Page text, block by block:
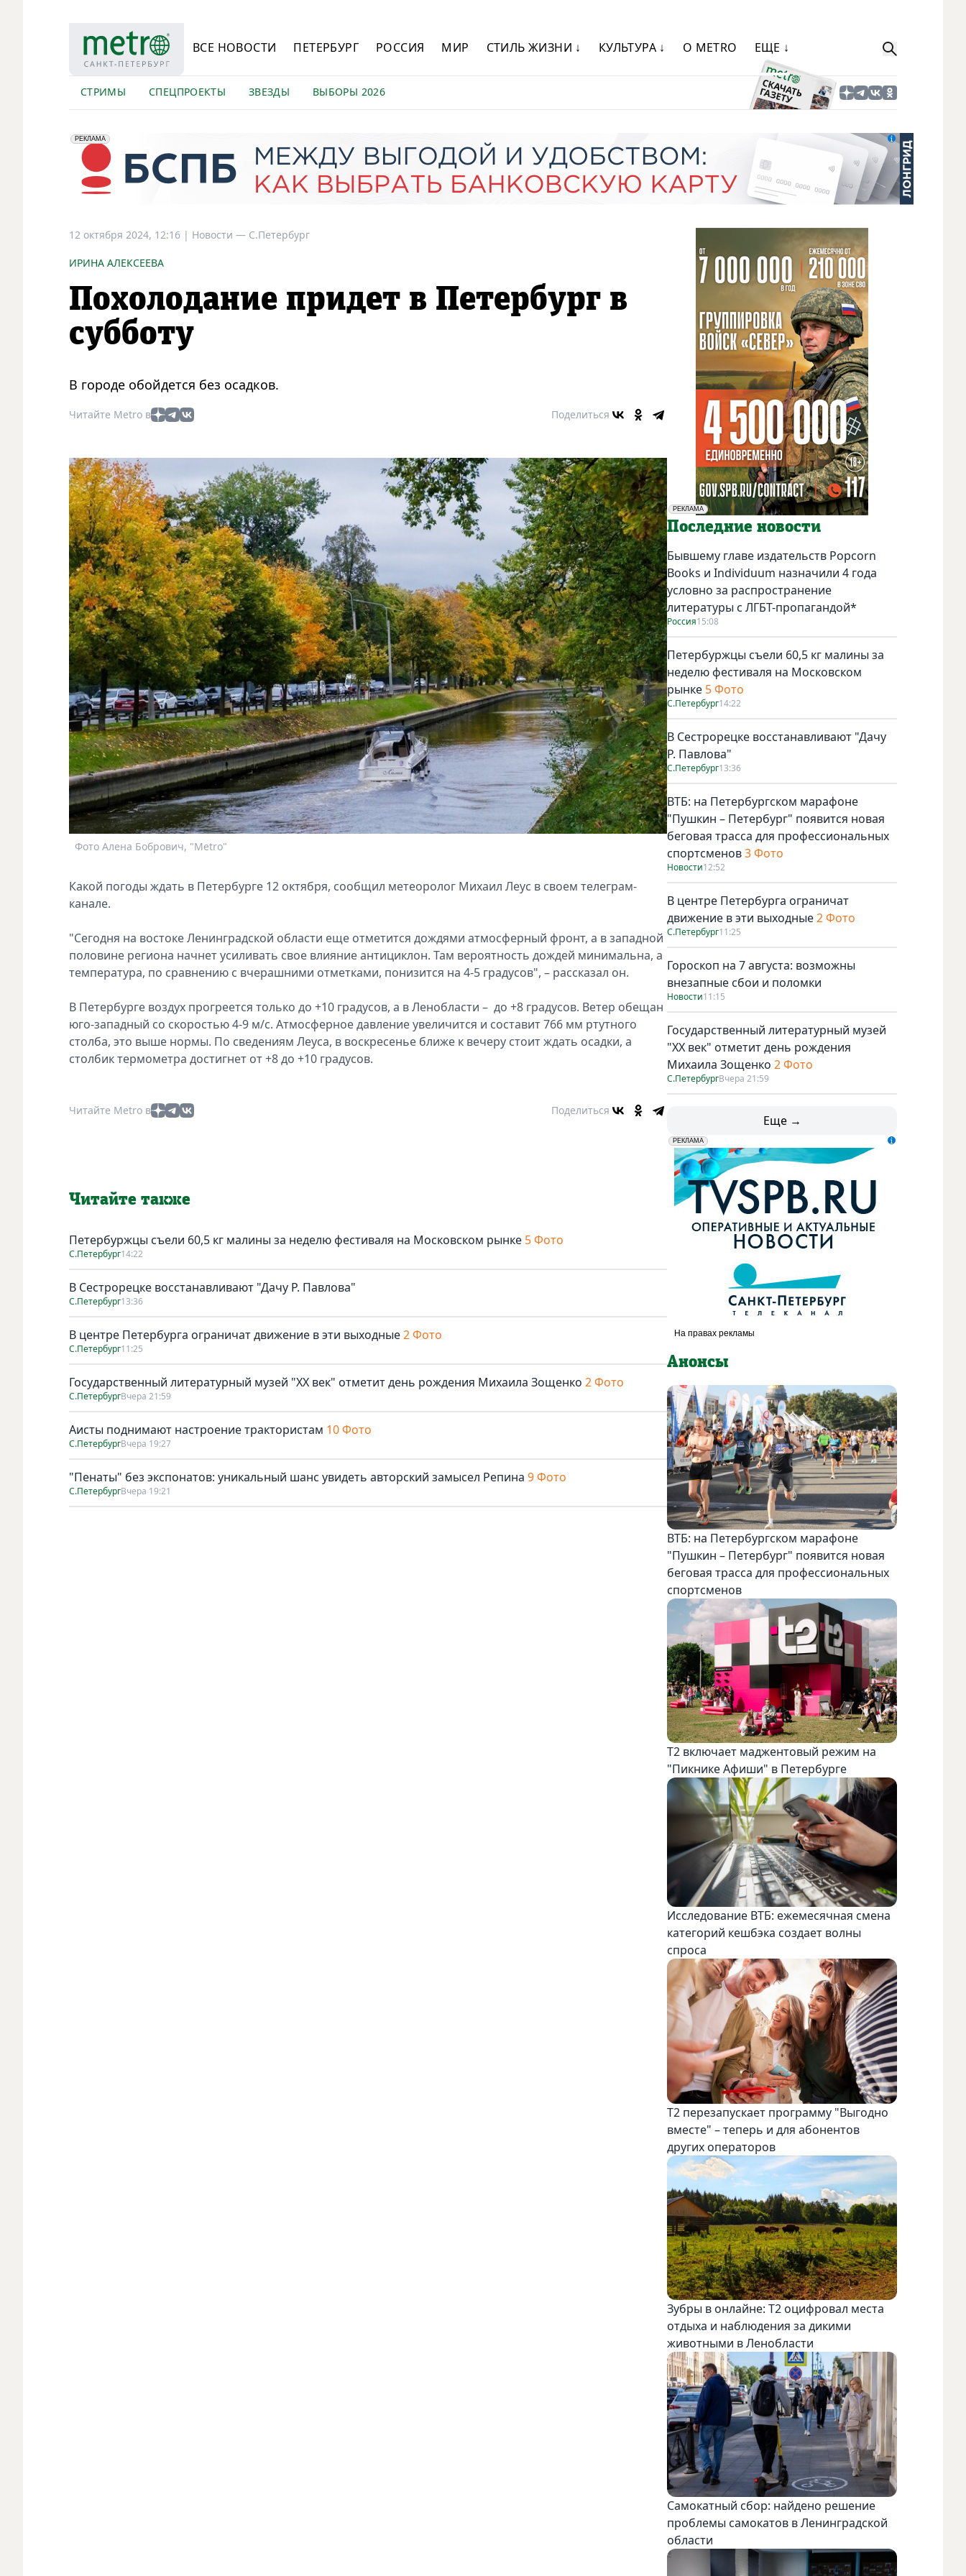
ВСЕ НОВОСТИ ПЕТЕРБУРГ РОССИЯ МИР СТИЛЬ ЖИЗНИ ↓ КУЛЬТУРА ↓ О METRO ЕЩЕ ↓
СТРИМЫ СПЕЦПРОЕКТЫ ЗВЕЗДЫ ВЫБОРЫ 2026
erid: 2VfnxyFybV5
РЕКЛАМА
ПАО "Банк "Санкт-Петербург", ИНН: 7831000027
12 октября 2024, 12:16 | Новости — С.Петербург
ИРИНА АЛЕКСЕЕВА
Похолодание придет в Петербург в
субботу
В городе обойдется без осадков.
Читайте Metro в Поделиться
Фото Алена Бобрович, "Metro"
Какой погоды ждать в Петербурге 12 октября, сообщил метеоролог Михаил Леус в своем телеграм-
канале.
"Сегодня на востоке Ленинградской области еще отметится дождями атмосферный фронт, а в западной
половине региона начнет усиливать свое влияние антициклон. Там вероятность дождей минимальна, а
температура, по сравнению с вчерашними отметками, понизится на 4-5 градусов", – рассказал он.
В Петербурге воздух прогреется только до +10 градусов, а в Ленобласти – до +8 градусов. Ветер обещан
юго-западный со скоростью 4-9 м/с. Атмосферное давление увеличится и составит 766 мм ртутного
столба, это выше нормы. По сведениям Леуса, в воскресенье ближе к вечеру стоит ждать осадки, а
столбик термометра достигнет от +8 до +10 градусов.
Читайте Metro в Поделиться
Читайте также
Петербуржцы съели 60,5 кг малины за неделю фестиваля на Московском рынке 5 Фото
С.Петербург14:22
В Сестрорецке восстанавливают "Дачу Р. Павлова"
С.Петербург13:36
В центре Петербурга ограничат движение в эти выходные2 Фото
С.Петербург11:25
Государственный литературный музей "ХХ век" отметит день рождения Михаила Зощенко 2 Фото
С.ПетербургВчера 21:59
Аисты поднимают настроение трактористам 10 Фото
С.ПетербургВчера 19:27
"Пенаты" без экспонатов: уникальный шанс увидеть авторский замысел Репина 9 Фото
С.ПетербургВчера 19:21
РЕКЛАМА
Социальная реклама
Последние новости
Бывшему главе издательств Popcorn
Books и Individuum назначили 4 года
условно за распространение
литературы с ЛГБТ-пропагандой*
Россия15:08
Петербуржцы съели 60,5 кг малины за
неделю фестиваля на Московском
рынке 5 Фото
С.Петербург14:22
В Сестрорецке восстанавливают "Дачу
Р. Павлова"
С.Петербург13:36
ВТБ: на Петербургском марафоне
"Пушкин – Петербург" появится новая
беговая трасса для профессиональных
спортсменов3 Фото
Новости12:52
В центре Петербурга ограничат
движение в эти выходные2 Фото
С.Петербург11:25
Гороскоп на 7 августа: возможны
внезапные сбои и поломки
Новости11:15
Государственный литературный музей
"ХХ век" отметит день рождения
Михаила Зощенко 2 Фото
С.ПетербургВчера 21:59
Еще →
erid: LdtCK5udn
РЕКЛАМА
АО "ГАТР", ИНН: 7841320717
Анонсы
ВТБ: на Петербургском марафоне
"Пушкин – Петербург" появится новая
беговая трасса для профессиональных
спортсменов
Т2 включает маджентовый режим на
"Пикнике Афиши" в Петербурге
Исследование ВТБ: ежемесячная смена
категорий кешбэка создает волны
спроса
Т2 перезапускает программу "Выгодно
вместе" – теперь и для абонентов
других операторов
Зубры в онлайне: Т2 оцифровал места
отдыха и наблюдения за дикими
животными в Ленобласти
Самокатный сбор: найдено решение
проблемы самокатов в Ленинградской
области